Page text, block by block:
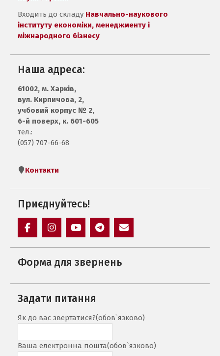
Входить до складу Навчально-наукового
інституту економіки, менеджменту і
міжнародного бізнесу
Наша адреса:
61002, м. Харків,
вул. Кирпичова, 2,
учбовий корпус № 2,
6-й поверх, к. 601-605
тел.:
(057) 707-66-68
Контакти
Приєднуйтесь!
Форма для звернень
Задати питання
Як до вас звертатися?(обов`язково)
Ваша електронна пошта(обов`язково)